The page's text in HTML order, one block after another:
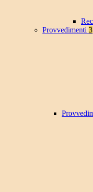
Provvedimenti 3